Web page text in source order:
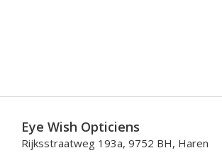
Eye Wish Opticiens
Rijksstraatweg 193a, 9752 BH, Haren